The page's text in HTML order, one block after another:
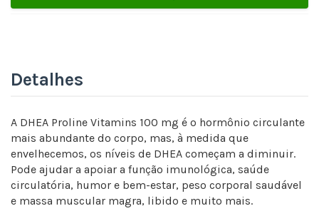
Detalhes
A DHEA Proline Vitamins 100 mg é o hormônio circulante
mais abundante do corpo, mas, à medida que
envelhecemos, os níveis de DHEA começam a diminuir.
Pode ajudar a apoiar a função imunológica, saúde
circulatória, humor e bem-estar, peso corporal saudável
e massa muscular magra, libido e muito mais.